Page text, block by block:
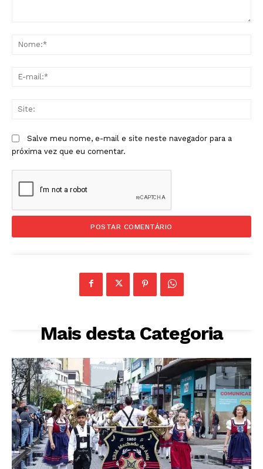
Salve meu nome, e-mail e site neste navegador para a
próxima vez que eu comentar.
Mais desta Categoria